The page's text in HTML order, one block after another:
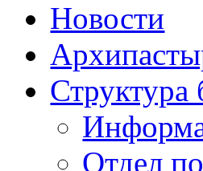
Новости
Структура
Отдел